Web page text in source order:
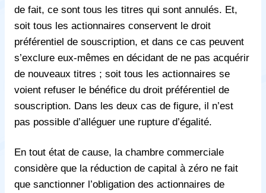
de fait, ce sont tous les titres qui sont annulés. Et,
soit tous les actionnaires conservent le droit
préférentiel de souscription, et dans ce cas peuvent
s’exclure eux-mêmes en décidant de ne pas acquérir
de nouveaux titres ; soit tous les actionnaires se
voient refuser le bénéfice du droit préférentiel de
souscription. Dans les deux cas de figure, il n’est
pas possible d’alléguer une rupture d’égalité.
En tout état de cause, la chambre commerciale
considère que la réduction de capital à zéro ne fait
que sanctionner l’obligation des actionnaires de